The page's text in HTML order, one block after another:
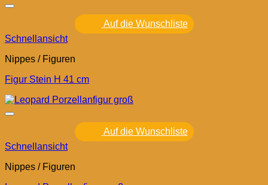
Auf die Wunschliste
Schnellansicht
Nippes / Figuren
Figur Stein H 41 cm
Auf die Wunschliste
Schnellansicht
Nippes / Figuren